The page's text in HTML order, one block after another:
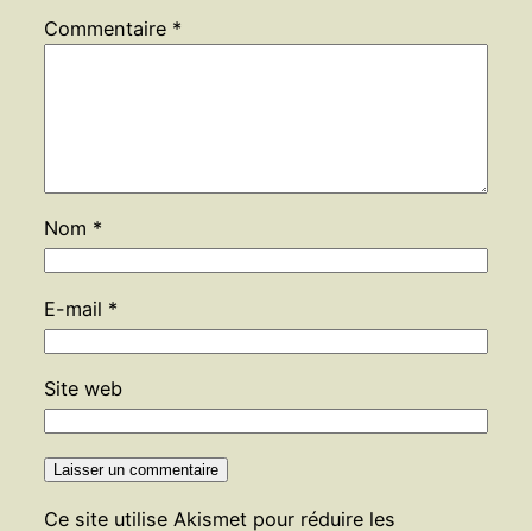
Commentaire *
Nom *
E-mail *
Site web
Ce site utilise Akismet pour réduire les